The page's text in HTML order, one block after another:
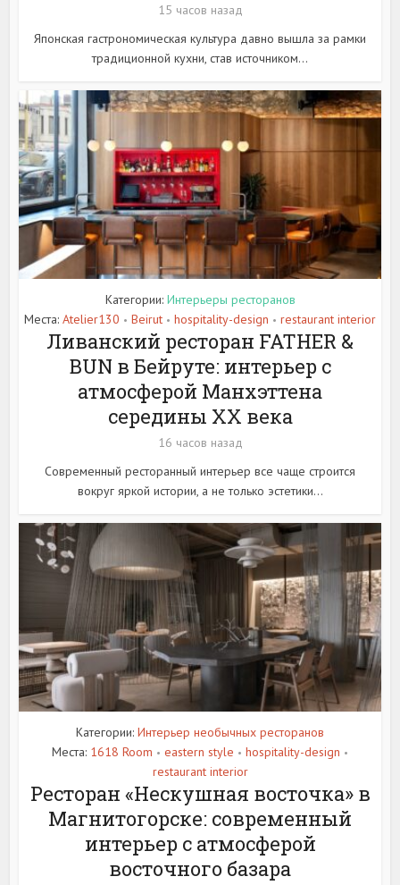
15 часов назад
Японская гастрономическая культура давно вышла за рамки
традиционной кухни, став источником...
Категории: Интерьеры ресторанов
Места: Atelier130 • Beirut • hospitality-design • restaurant interior
Ливанский ресторан FATHER &
BUN в Бейруте: интерьер с
атмосферой Манхэттена
середины XX века
16 часов назад
Современный ресторанный интерьер все чаще строится
вокруг яркой истории, а не только эстетики...
Категории: Интерьер необычных ресторанов
Места: 1618 Room • eastern style • hospitality-design •
restaurant interior
Ресторан «Нескушная восточка» в
Магнитогорске: современный
интерьер с атмосферой
восточного базара